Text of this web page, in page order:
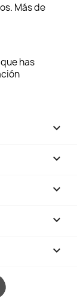
Más de
has



keyboard_arrow_down
